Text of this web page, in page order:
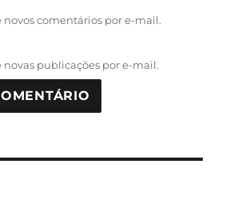
comentários por e-mail.
publicações por e-mail.